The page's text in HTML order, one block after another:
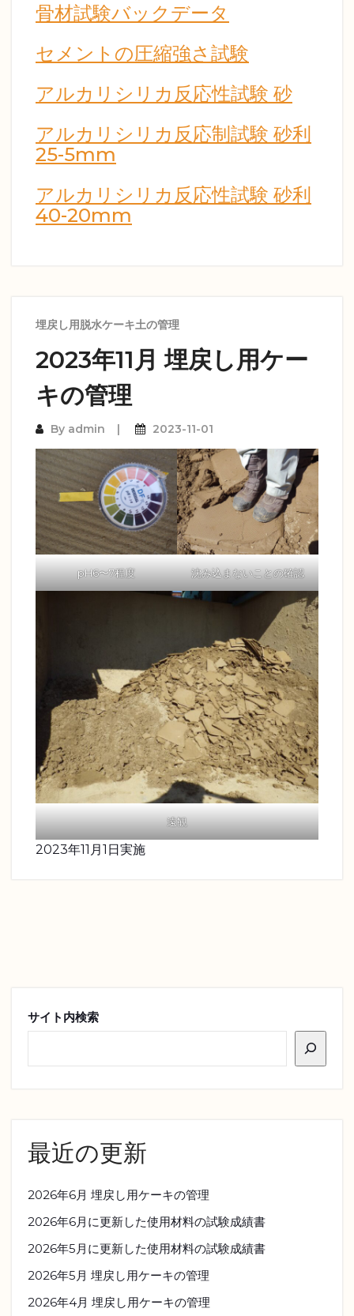
骨材試験バックデータ
セメントの圧縮強さ試験
アルカリシリカ反応性試験 砂
アルカリシリカ反応制試験 砂利
25-5mm
アルカリシリカ反応性試験 砂利
40-20mm
埋戻し用脱水ケーキ土の管理
2023年11月 埋戻し用ケー
キの管理
By admin 2023-11-01
pH6〜7程度 沈み込まないことの確認
遠観
2023年11月1日実施
サイト内検索
最近の更新
2026年6月 埋戻し用ケーキの管理
2026年6月に更新した使用材料の試験成績書
2026年5月に更新した使用材料の試験成績書
2026年5月 埋戻し用ケーキの管理
2026年4月 埋戻し用ケーキの管理